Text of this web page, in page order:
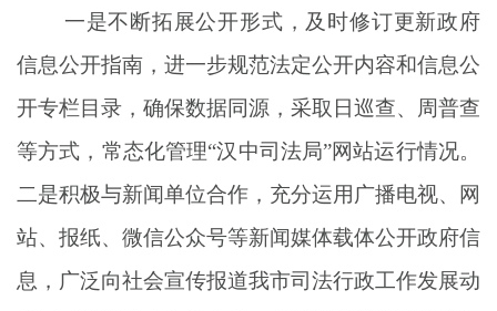
一是不断拓展公开形式，及时修订更新政府
信息公开指南，进一步规范法定公开内容和信息公
开专栏目录，确保数据同源，采取日巡查、周普查
等方式，常态化管理“汉中司法局”网站运行情况。
二是积极与新闻单位合作，充分运用广播电视、网
站、报纸、微信公众号等新闻媒体载体公开政府信
息，广泛向社会宣传报道我市司法行政工作发展动